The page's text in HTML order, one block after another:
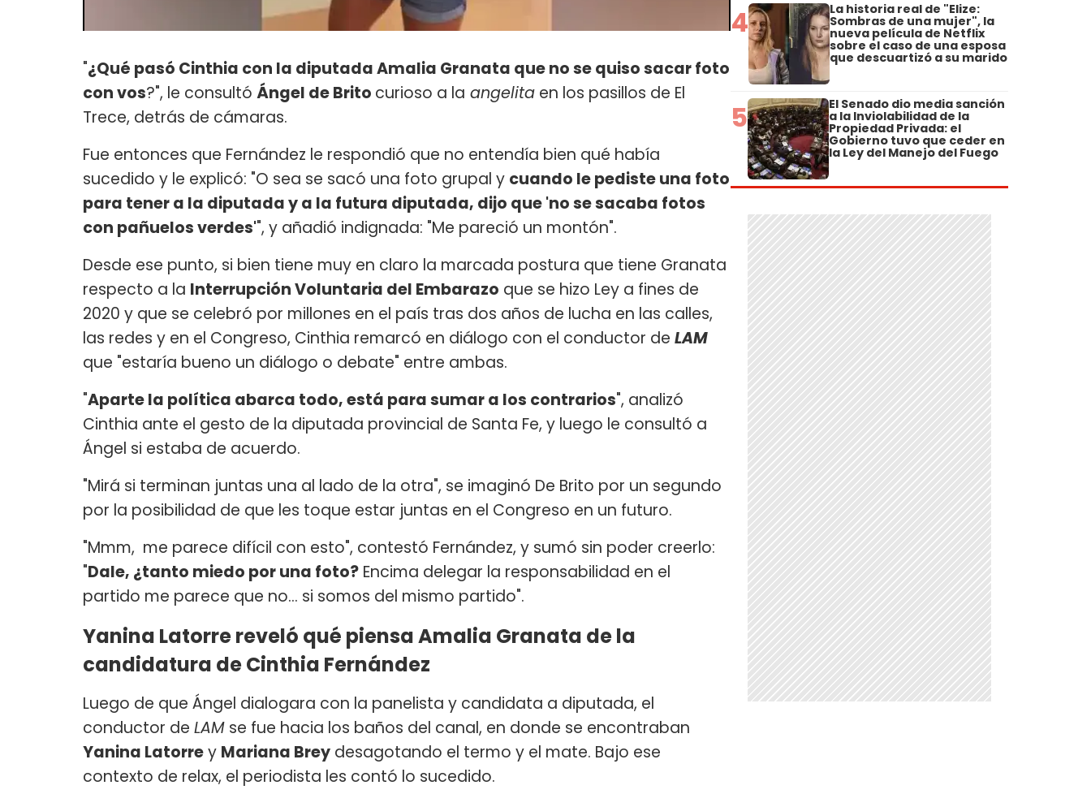
"¿Qué pasó Cinthia con la diputada Amalia Granata que no se quiso sacar foto
con vos?", le consultó Ángel de Brito curioso a la angelita en los pasillos de El
Trece, detrás de cámaras.
Fue entonces que Fernández le respondió que no entendía bien qué había
sucedido y le explicó: "O sea se sacó una foto grupal y cuando le pediste una foto
para tener a la diputada y a la futura diputada, dijo que 'no se sacaba fotos
con pañuelos verdes'", y añadió indignada: "Me pareció un montón".
Desde ese punto, si bien tiene muy en claro la marcada postura que tiene Granata
respecto a la Interrupción Voluntaria del Embarazo que se hizo Ley a fines de
2020 y que se celebró por millones en el país tras dos años de lucha en las calles,
las redes y en el Congreso, Cinthia remarcó en diálogo con el conductor de LAM
que "estaría bueno un diálogo o debate" entre ambas.
"Aparte la política abarca todo, está para sumar a los contrarios", analizó
Cinthia ante el gesto de la diputada provincial de Santa Fe, y luego le consultó a
Ángel si estaba de acuerdo.
"Mirá si terminan juntas una al lado de la otra", se imaginó De Brito por un segundo
por la posibilidad de que les toque estar juntas en el Congreso en un futuro.
"Mmm, me parece difícil con esto", contestó Fernández, y sumó sin poder creerlo:
"Dale, ¿tanto miedo por una foto? Encima delegar la responsabilidad en el
partido me parece que no... si somos del mismo partido".
Yanina Latorre reveló qué piensa Amalia Granata de la
candidatura de Cinthia Fernández
Luego de que Ángel dialogara con la panelista y candidata a diputada, el
conductor de LAM se fue hacia los baños del canal, en donde se encontraban
Yanina Latorrey Mariana Brey desagotando el termo y el mate. Bajo ese
contexto de relax, el periodista les contó lo sucedido.
4 La historia real de "Elize:
Sombras de una mujer", la
nueva película de Netflix
sobre el caso de una esposa
que descuartizó a su marido
5 El Senado dio media sanción
a la Inviolabilidad de la
Propiedad Privada: el
Gobierno tuvo que ceder en
la Ley del Manejo del Fuego